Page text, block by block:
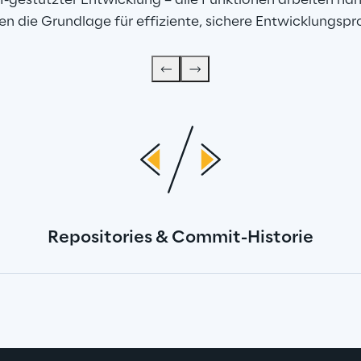
die Grundlage für effiziente, sichere
Repositories & Commit-Historie